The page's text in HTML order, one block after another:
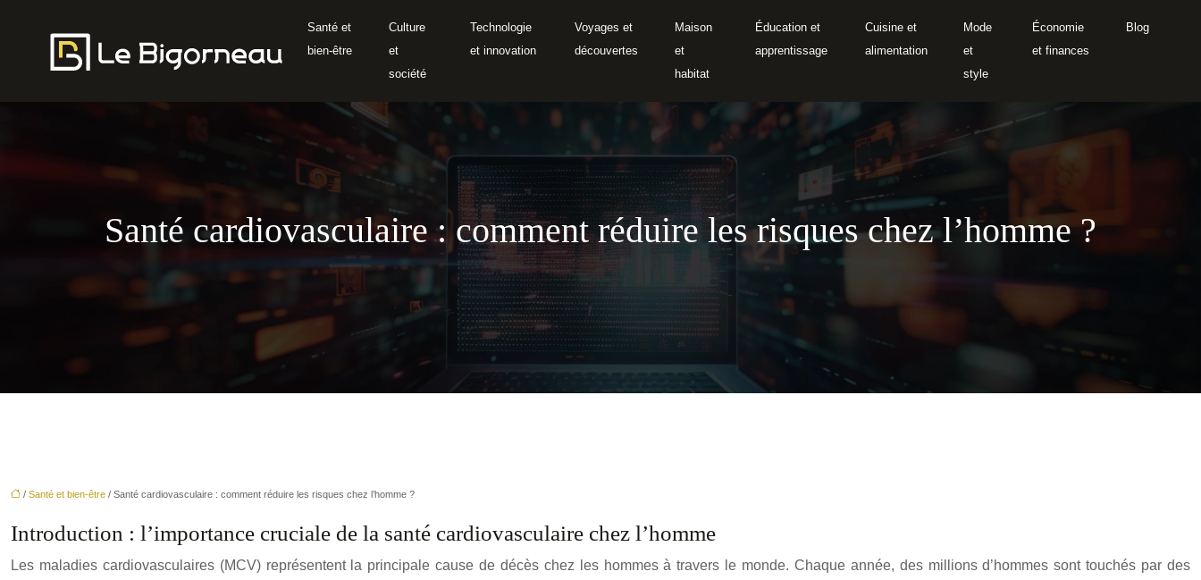
Santé et
bien-être
Culture
et
société
Technologie
et innovation
Voyages et
découvertes
Maison
et
habitat
Éducation et
apprentissage
Cuisine et
alimentation
Mode
et
style
Économie
et finances
Blog
Santé cardiovasculaire : comment réduire les risques chez l’homme ?
/ Santé et bien-être / Santé cardiovasculaire : comment réduire les risques chez l’homme ?
Introduction : l’importance cruciale de la santé cardiovasculaire chez l’homme
Les maladies cardiovasculaires (MCV) représentent la principale cause de décès chez les hommes à travers le monde. Chaque année, des millions d’hommes sont touchés par des